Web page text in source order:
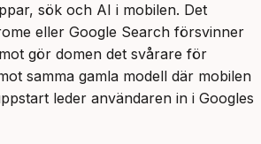
sök och AI i mobilen. Det
eller Google Search försvinner
gör domen det svårare för
samma gamla modell där mobilen
leder användaren in i Googles